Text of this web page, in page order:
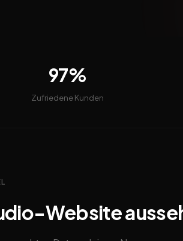
97%
Zufriedene Kunden
Website